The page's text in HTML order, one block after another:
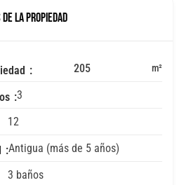
LA PROPIEDAD
205 m²
3
12
Antigua (más de 5 años)
3 baños